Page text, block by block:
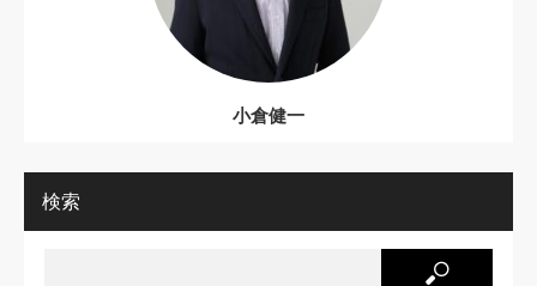
小倉健一
検索